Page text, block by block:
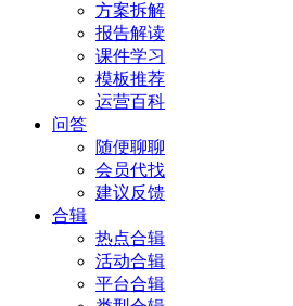
方案拆解
报告解读
课件学习
模板推荐
运营百科
问答
随便聊聊
会员代找
建议反馈
合辑
热点合辑
活动合辑
平台合辑